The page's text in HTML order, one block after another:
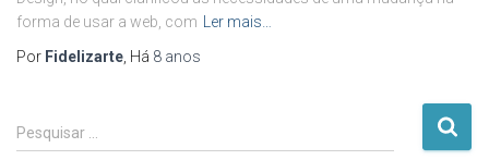
forma de usar a web, com Ler mais…
Por Fidelizarte, Há 8 anos
P
e
Pesquisar …